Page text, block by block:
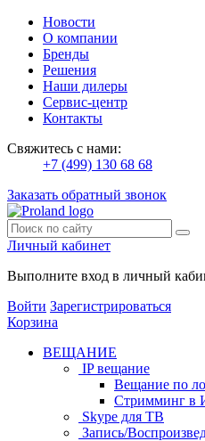
Новости
О компании
Бренды
Решения
Наши дилеры
Сервис-центр
Контакты
Свяжитесь с нами:
+7 (499) 130 68 68
Заказать обратный звонок
Личный кабинет
Выполните вход в личный
Войти Зарегистрироваться
Корзина
ВЕЩАНИЕ
IP вещание
Вещание по
Стримминг в
Skype для ТВ
Запись/